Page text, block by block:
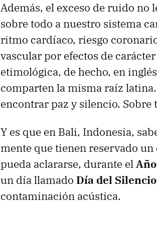
Además, el exceso de ruido no
sobre todo a nuestro sistema
ritmo cardíaco, riesgo
vascular por efectos de
etimológica, de hecho, en
comparten la misma raíz
encontrar paz y silencio.
Y es que en Bali, Indonesia,
mente que tienen reservado
pueda aclararse, durante el
un día llamado Día del Silencio
contaminación acústica.